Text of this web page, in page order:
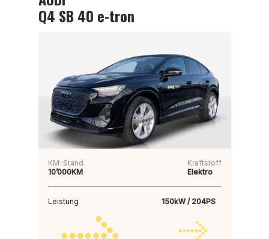
Q4 SB 40 e-tron
KM-Stand
10’000KM
Kraftstoff
Elektro
Leistung 150kW / 204PS